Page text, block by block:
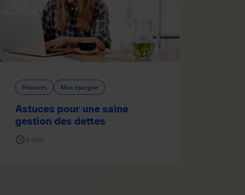
Finances Mon épargne
Astuces pour une saine
gestion des dettes
schedule 3 min